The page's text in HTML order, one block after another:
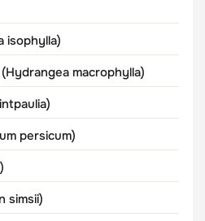
isophylla)
macrophylla)
persicum)
simsii)